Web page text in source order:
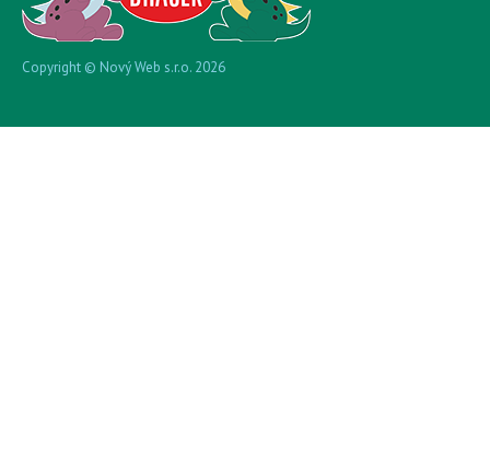
Copyright © Nový Web s.r.o. 2026